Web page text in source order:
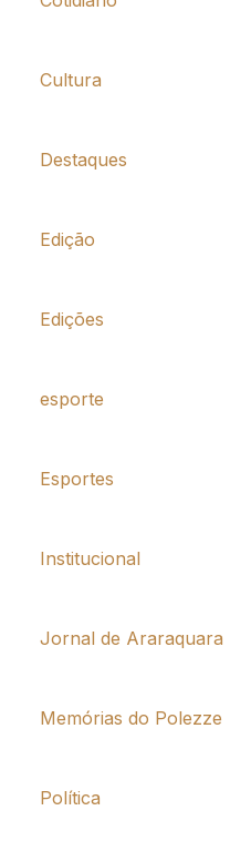
Cultura
Destaques
Edição
Edições
esporte
Esportes
Institucional
Jornal de Araraquara
Memórias do Polezze
Política